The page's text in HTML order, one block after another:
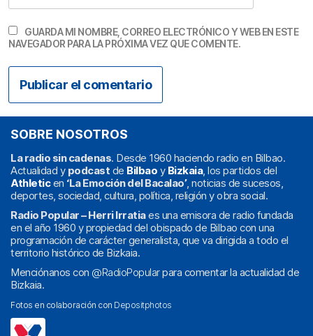
GUARDA MI NOMBRE, CORREO ELECTRÓNICO Y WEB EN ESTE
NAVEGADOR PARA LA PRÓXIMA VEZ QUE COMENTE.
SOBRE NOSOTROS
La radio sin cadenas. Desde 1960 haciendo radio en Bilbao.
Actualidad y podcast de Bilbao y Bizkaia, los partidos del
Athleticen ‘La Emoción del Bacalao’, noticias de sucesos,
deportes, sociedad, cultura, política, religión y obra social.
Radio Popular – Herri Irratiaes una emisora de radio fundada
en el año 1960 y propiedad del obispado de Bilbao con una
programación de carácter generalista, que va dirigida a todo el
territorio histórico de Bizkaia.
Menciónanos con @RadioPopularpara comentar la actualidad de
Bizkaia.
Fotos en colaboración con Depositphotos